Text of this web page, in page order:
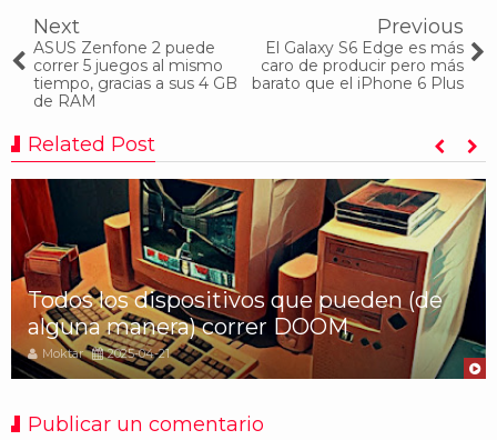
Next
ASUS Zenfone 2 puede
correr 5 juegos al mismo
tiempo, gracias a sus 4 GB
de RAM
Previous
El Galaxy S6 Edge es más
caro de producir pero más
barato que el iPhone 6 Plus
Related Post
Todos los dispositivos que pueden (de
alguna manera) correr DOOM
Moktar 2025-04-21
Publicar un comentario